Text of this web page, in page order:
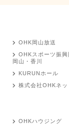
OHK岡山放送
OHKスポーツ振興
岡山・香川
KURUNホール
株式会社OHKネッ
OHKハウジング